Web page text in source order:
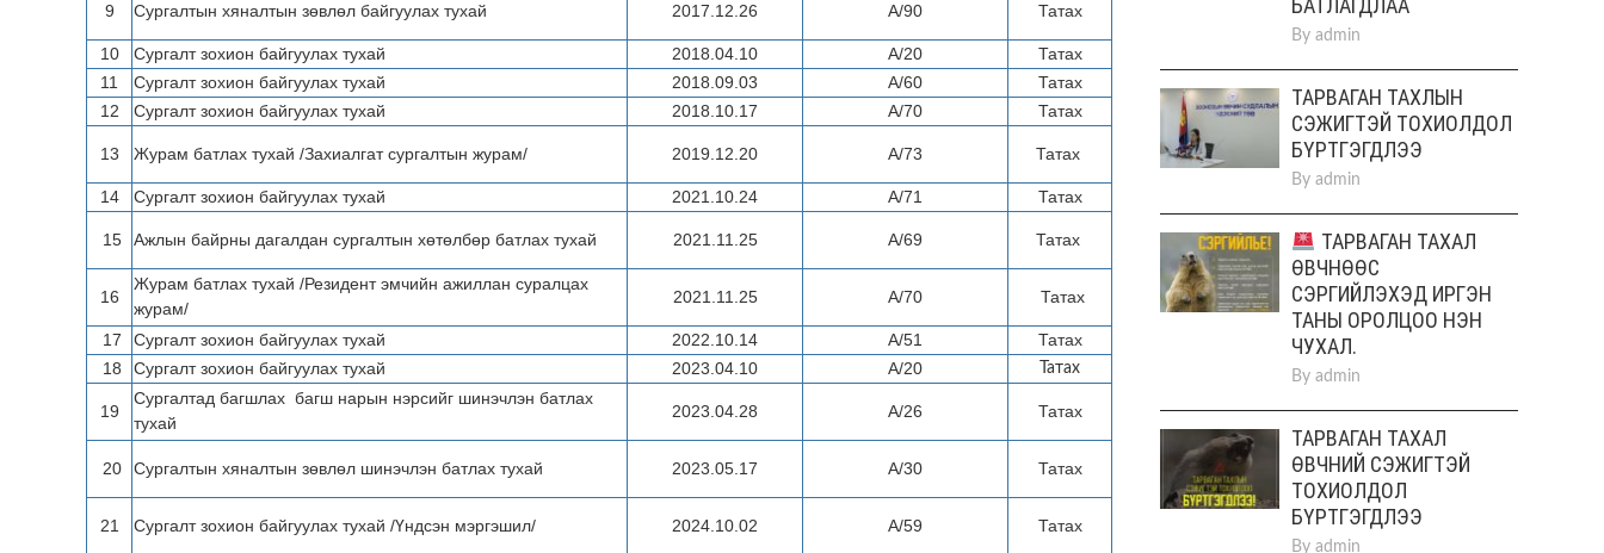
9 Сургалтын хяналтын зөвлөл байгуулах тухай 2017.12.26 А/90 Татах
10 Сургалт зохион байгуулах тухай 2018.04.10 А/20
Татах
11
Сургалт зохион байгуулах тухай 2018.09.03 А/60
Татах
12
Сургалт зохион байгуулах тухай 2018.10.17 А/70 Татах
13 Журам батлах тухай /Захиалгат сургалтын журам/ 2019.12.20 А/73 Татах
14 Сургалт зохион байгуулах тухай 2021.10.24 A/71 Татах
15 Ажлын байрны дагалдан сургалтын хөтөлбөр батлах тухай 2021.11.25 А/69 Татах
16
Журам батлах тухай /Резидент эмчийн ажиллан суралцах
журам/
2021.11.25 А/70 Татах
17 Сургалт зохион байгуулах тухай 2022.10.14 A/51
Татах
18
Сургалт зохион байгуулах тухай 2023.04.10 A/20 Татах
19
Сургалтад багшлах багш нарын нэрсийг шинэчлэн батлах
тухай
2023.04.28 А/26 Татах
20 Сургалтын хяналтын зөвлөл шинэчлэн батлах тухай 2023.05.17 А/30 Татах
21 Сургалт зохион байгуулах тухай /Үндсэн мэргэшил/ 2024.10.02 А/59 Татах
By admin
ТАРВАГАН ТАХЛЫН
СЭЖИГТЭЙ ТОХИОЛДОЛ
БҮРТГЭГДЛЭЭ
By admin
ТАРВАГАН ТАХАЛ
ӨВЧНӨӨС
СЭРГИЙЛЭХЭД ИРГЭН
ТАНЫ ОРОЛЦОО НЭН
ЧУХАЛ.
By admin
ТАРВАГАН ТАХАЛ
ӨВЧНИЙ СЭЖИГТЭЙ
ТОХИОЛДОЛ
БҮРТГЭГДЛЭЭ
By admin